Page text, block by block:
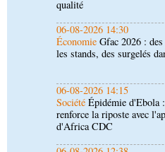
06-08-2026 14:15
SociétéÉpidémie d'Ebola
renforce la riposte avec
06-08-2026 12:38
SportCommuniqué :
ambassadrice de la
Brazzaville